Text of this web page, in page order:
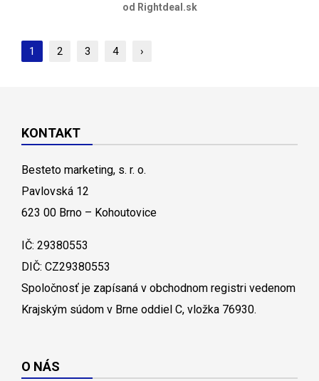
od Rightdeal.sk
1 2 3 4 ›
KONTAKT
Besteto marketing, s. r. o.
Pavlovská 12
623 00 Brno – Kohoutovice
IČ: 29380553
DIČ: CZ29380553
Spoločnosť je zapísaná v obchodnom registri vedenom
Krajským súdom v Brne oddiel C, vložka 76930.
O NÁS